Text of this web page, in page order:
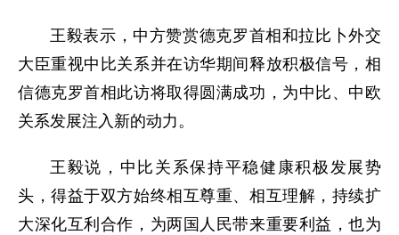
王毅表示，中方赞赏德克罗首相和拉比卜外交
大臣重视中比关系并在访华期间释放积极信号，相
信德克罗首相此访将取得圆满成功，为中比、中欧
关系发展注入新的动力。
王毅说，中比关系保持平稳健康积极发展势
头，得益于双方始终相互尊重、相互理解，持续扩
大深化互利合作，为两国人民带来重要利益，也为